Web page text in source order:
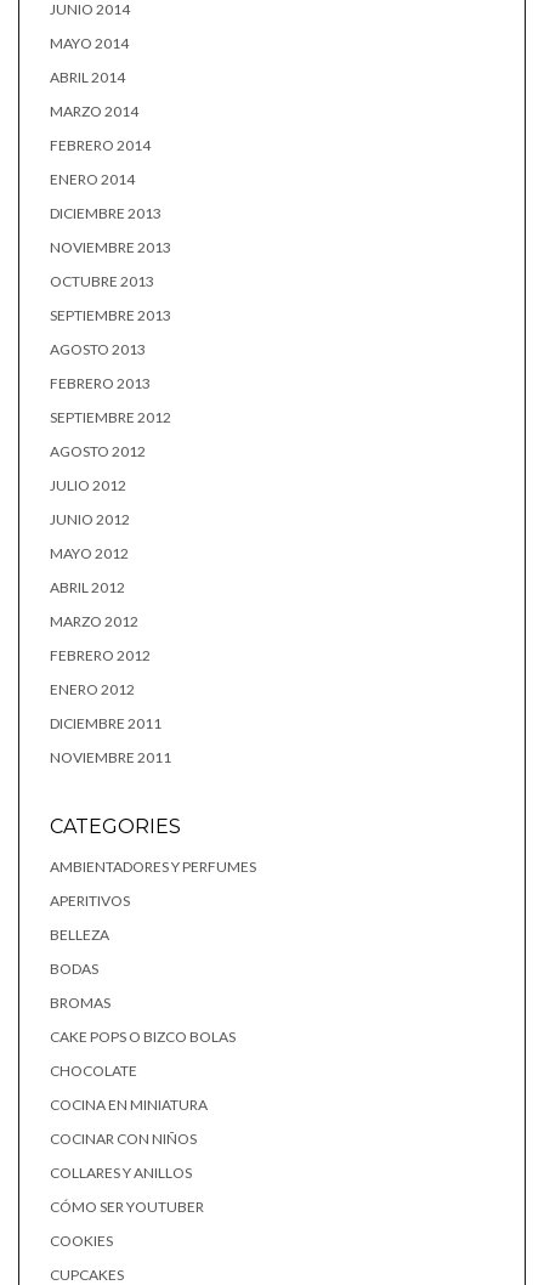
JUNIO 2014
MAYO 2014
ABRIL 2014
MARZO 2014
FEBRERO 2014
ENERO 2014
DICIEMBRE 2013
NOVIEMBRE 2013
OCTUBRE 2013
SEPTIEMBRE 2013
AGOSTO 2013
FEBRERO 2013
SEPTIEMBRE 2012
AGOSTO 2012
JULIO 2012
JUNIO 2012
MAYO 2012
ABRIL 2012
MARZO 2012
FEBRERO 2012
ENERO 2012
DICIEMBRE 2011
NOVIEMBRE 2011
CATEGORIES
AMBIENTADORES Y PERFUMES
APERITIVOS
BELLEZA
BODAS
BROMAS
CAKE POPS O BIZCO BOLAS
CHOCOLATE
COCINA EN MINIATURA
COCINAR CON NIÑOS
COLLARES Y ANILLOS
CÓMO SER YOUTUBER
COOKIES
CUPCAKES